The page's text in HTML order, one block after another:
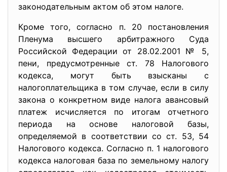
законодательным актом об этом налоге.
Кроме того, согласно п. 20 постановления
Пленума высшего арбитражного Суда
Российской Федерации от 28.02.2001 № 5,
пени, предусмотренные ст. 78 Налогового
кодекса, могут быть взысканы с
налогоплательщика в том случае, если в силу
закона о конкретном виде налога авансовый
платеж исчисляется по итогам отчетного
периода на основе налоговой базы,
определяемой в соответствии со ст. 53, 54
Налогового кодекса. Согласно п. 1 налогового
кодекса налоговая база по земельному налогу